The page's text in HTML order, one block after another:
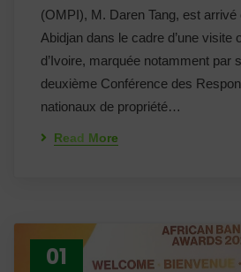
(OMPI), M. Daren Tang, est arrivé
Abidjan dans le cadre d’une visite
d’Ivoire, marquée notamment par
deuxième Conférence des
nationaux de propriété…
Read More
01